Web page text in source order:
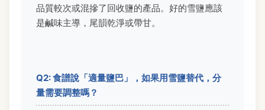
品質較次或混摻了回收鹽的產品。好的雪鹽應該
是鹹味主導，尾韻乾淨或帶甘。
Q2: 食譜說「適量鹽巴」，如果用雪鹽替代，分
量需要調整嗎？